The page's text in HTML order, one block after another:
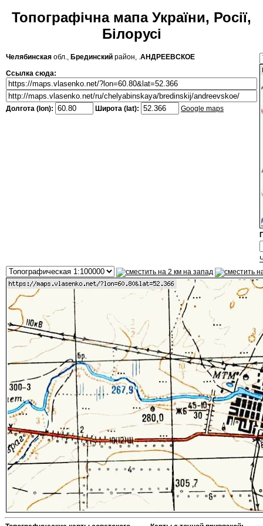
Топографічна мапа України, Росії,
Білорусі
Челябинская обл., Брединский район, .АНДРЕЕВСКОЕ
Ссылка сюда:
Долгота (lon): Широта (lat): Google maps